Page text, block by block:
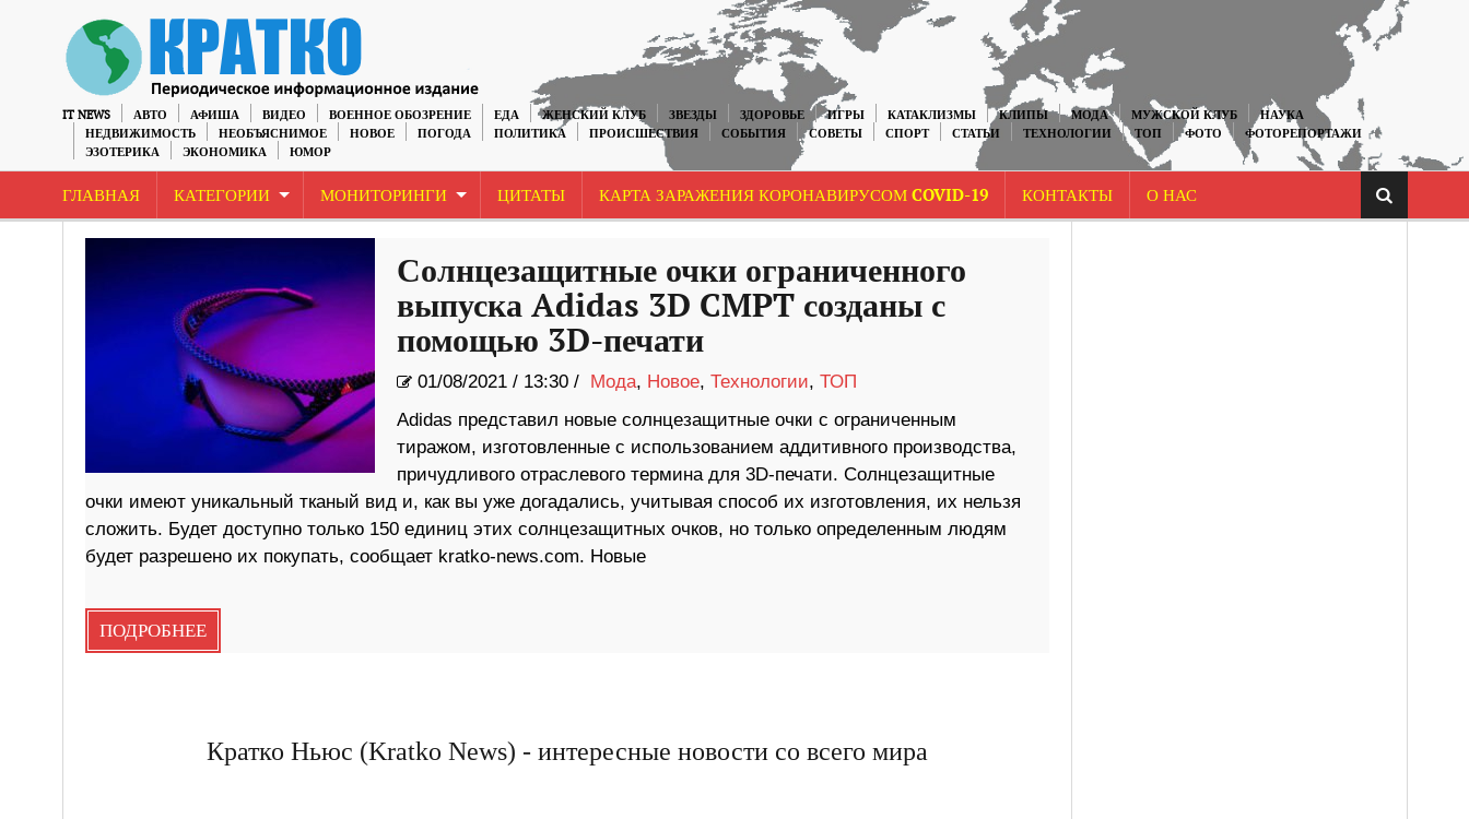
IT NEWS АВТО АФИША ВИДЕО ВОЕННОЕ ОБОЗРЕНИЕ ЕДА ЖЕНСКИЙ КЛУБ ЗВЕЗДЫ ЗДОРОВЬЕ ИГРЫ КАТАКЛИЗМЫ КЛИПЫ МОДА МУЖСКОЙ КЛУБ
НАУКА
НЕДВИЖИМОСТЬ
НЕОБЪЯСНИМОЕ НОВОЕ ПОГОДА ПОЛИТИКА ПРОИСШЕСТВИЯ СОБЫТИЯ СОВЕТЫ СПОРТ СТАТЬИ ТЕХНОЛОГИИ ТОП ФОТО
ФОТОРЕПОРТАЖИ
ЭЗОТЕРИКА
ЭКОНОМИКА ЮМОР
ГЛАВНАЯ КАТЕГОРИИ МОНИТОРИНГИ ЦИТАТЫ КАРТА ЗАРАЖЕНИЯ КОРОНАВИРУСОМ COVID-19 КОНТАКТЫ О НАС
Солнцезащитные очки ограниченного
выпуска Adidas 3D CMPT созданы с
помощью 3D-печати
01/08/2021/ 13:30 / Мода, Новое, Технологии, ТОП
Adidas представил новые солнцезащитные очки с ограниченным
тиражом, изготовленные с использованием аддитивного производства,
причудливого отраслевого термина для 3D-печати. Солнцезащитные
очки имеют уникальный тканый вид и, как вы уже догадались, учитывая способ их изготовления, их нельзя
сложить. Будет доступно только 150 единиц этих солнцезащитных очков, но только определенным людям
будет разрешено их покупать, сообщает kratko-news.com. Новые
ПОДРОБНЕЕ
Кратко Ньюс (Kratko News) - интересные новости со всего мира